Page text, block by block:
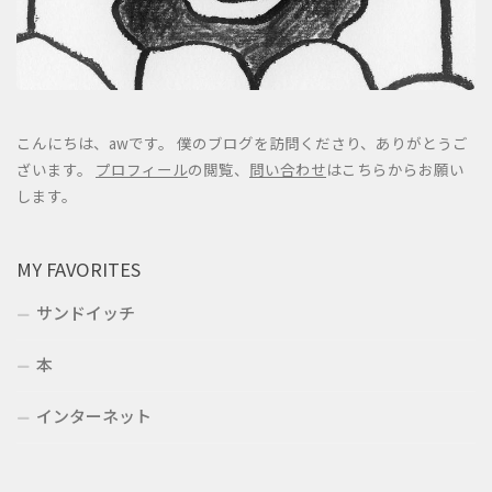
こんにちは、awです。 僕のブログを訪問くださり、ありがとうご
ざいます。 プロフィールの閲覧、 問い合わせはこちらからお願い
します。
MY FAVORITES
サンドイッチ
本
インターネット